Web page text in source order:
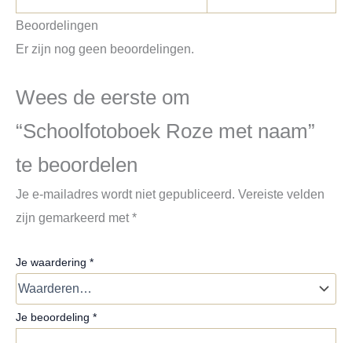
Beoordelingen
Er zijn nog geen beoordelingen.
Wees de eerste om
“Schoolfotoboek Roze met naam”
te beoordelen
Je e-mailadres wordt niet gepubliceerd. Vereiste velden
zijn gemarkeerd met*
Je waardering *
Je beoordeling *